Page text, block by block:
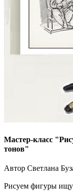
Мастер-класс
тонов"
Автор Светлана
Рисуем фигуры